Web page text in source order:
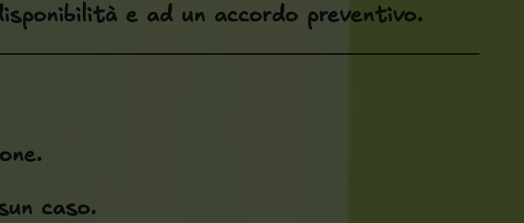
e ad un accordo preventivo.
caso.